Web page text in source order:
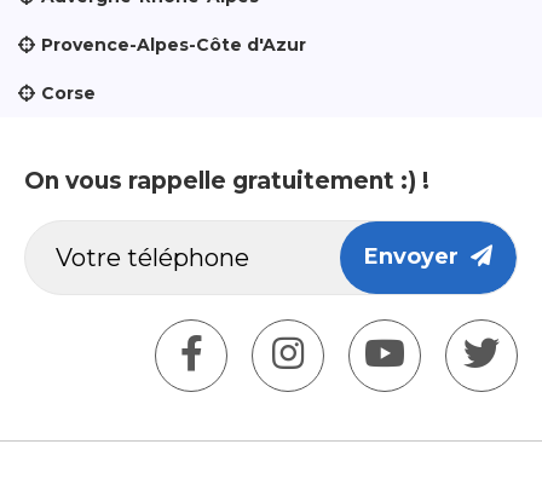
Provence-Alpes-Côte d'Azur
Corse
On vous rappelle gratuitement :) !
Envoyer